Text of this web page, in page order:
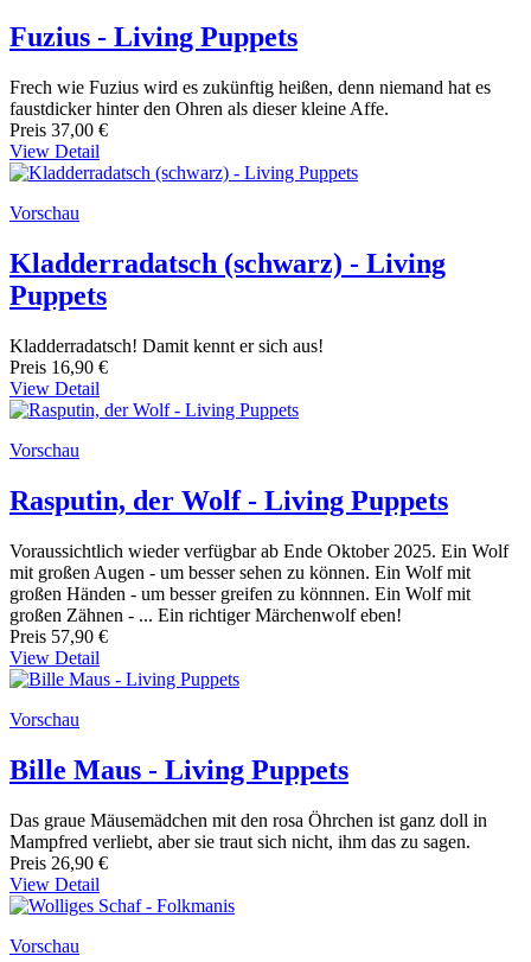
Fuzius - Living Puppets
Frech wie Fuzius wird es zukünftig heißen, denn niemand hat es
faustdicker hinter den Ohren als dieser kleine Affe.
Preis 37,00 €
View Detail
Vorschau
Kladderradatsch (schwarz) - Living
Puppets
Kladderradatsch! Damit kennt er sich aus!
Preis 16,90 €
View Detail
Vorschau
Rasputin, der Wolf - Living Puppets
Voraussichtlich wieder verfügbar ab Ende Oktober 2025. Ein Wolf
mit großen Augen - um besser sehen zu können. Ein Wolf mit
großen Händen - um besser greifen zu könnnen. Ein Wolf mit
großen Zähnen - ... Ein richtiger Märchenwolf eben!
Preis 57,90 €
View Detail
Vorschau
Bille Maus - Living Puppets
Das graue Mäusemädchen mit den rosa Öhrchen ist ganz doll in
Mampfred verliebt, aber sie traut sich nicht, ihm das zu sagen.
Preis 26,90 €
View Detail
Vorschau